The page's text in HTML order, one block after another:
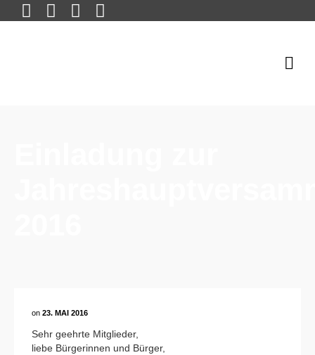
on 23. MAI 2016
Sehr geehrte Mitglieder,
liebe Bürgerinnen und Bürger,